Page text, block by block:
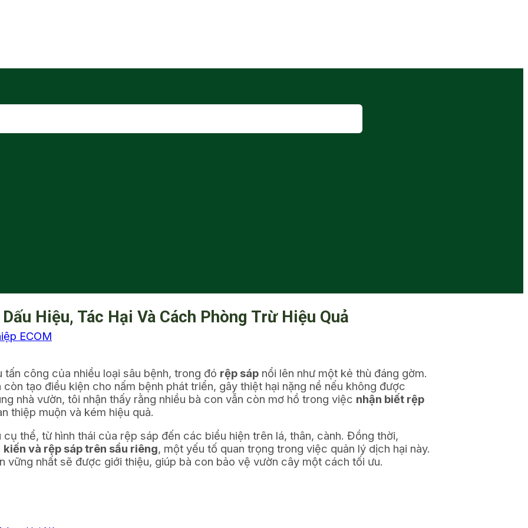
Hiệu, Tác Hại Và Cách Phòng Trừ Hiệu Quả
ECOM
công của nhiều loại sâu bệnh, trong đó rệp sáp nổi lên như một kẻ thù đáng gờm.
tạo điều kiện cho nấm bệnh phát triển, gây thiệt hại nặng nề nếu không được
nhà vườn, tôi nhận thấy rằng nhiều bà con vẫn còn mơ hồ trong việc nhận biết rệp
thiệp muộn và kém hiệu quả.
thể, từ hình thái của rệp sáp đến các biểu hiện trên lá, thân, cành. Đồng thời,
kiến và rệp sáp trên sầu riêng, một yếu tố quan trọng trong việc quản lý dịch hại này.
vững nhất sẽ được giới thiệu, giúp bà con bảo vệ vườn cây một cách tối ưu.